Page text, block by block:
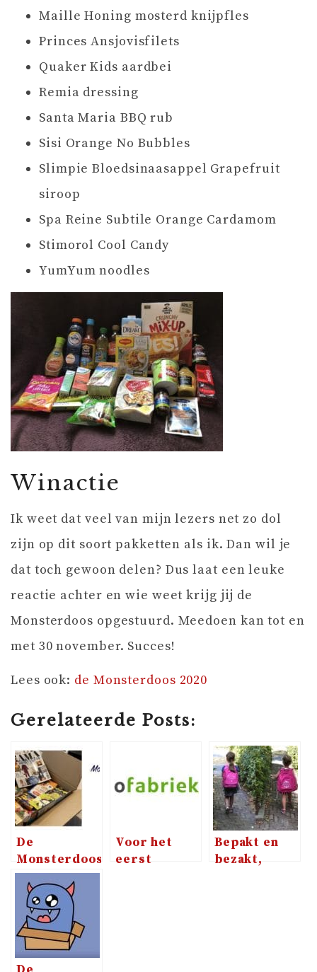
Maille Honing mosterd knijpfles
Princes Ansjovisfilets
Quaker Kids aardbei
Remia dressing
Santa Maria BBQ rub
Sisi Orange No Bubbles
Slimpie Bloedsinaasappel Grapefruit
siroop
Spa Reine Subtile Orange Cardamom
Stimorol Cool Candy
YumYum noodles
Winactie
Ik weet dat veel van mijn lezers net zo dol
zijn op dit soort pakketten als ik. Dan wil je
dat toch gewoon delen? Dus laat een leuke
reactie achter en wie weet krijg jij de
Monsterdoos opgestuurd. Meedoen kan tot en
met 30 november. Succes!
Lees ook: de Monsterdoos 2020
Gerelateerde Posts:
De
Monsterdoos
lente editie
2020 is nu
verkrijgbaar!
Voor het
eerst
Bepakt en
bezakt,